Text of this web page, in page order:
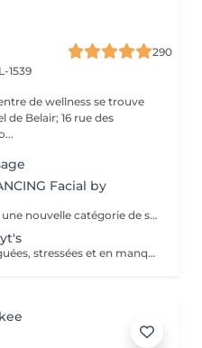
290
1539
de wellness se trouve
Belair; 16 rue des
Facial by
Aromatherapy Associates lance une nouvelle catégorie de soins pour la peau qui répond de manière unique aux besoins de l'esprit et de la peau. La formule contient un complexe spécial d'huiles essentielles, de plantes actives et de technologie Skin Stress Relief. S'appuyant sur près de 40 ans d'expertise en matière de spa et d'aromathérapie et bien connue pour ses produits optimisés et axés sur les résultats, cette expérience est conçue pour soutenir les défenses naturelles de la peau et combattre le stress d'un mode de vie trépidant. Idéal pour les personnes à la peau sèche ou sensible.
Idéal pour les peaux ternes, fatiguées, stressées et en manque d'éclat , ce soin va revitaliser votre peau, booster son eclat et il est également un très bon préventif anti âge. Ce soin commence par un rafraîchissement stimulant des pieds pour favoriser la circulation sanguine et la relaxation.